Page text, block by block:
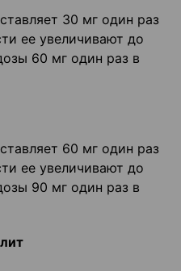
30 мг один раз
ее увеличивают до
60 мг один раз в
60 мг один раз
ее увеличивают до
90 мг один раз в